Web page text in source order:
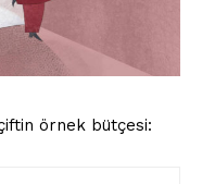
örnek bütçesi: